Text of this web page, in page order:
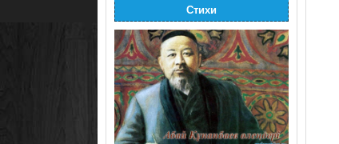
Стихи